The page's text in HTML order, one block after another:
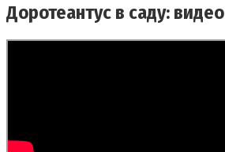
Доротеантус в саду: видео